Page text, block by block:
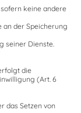
sofern keine andere
der Speicherung
seiner Dienste.
die
(Art. 6
das Setzen von